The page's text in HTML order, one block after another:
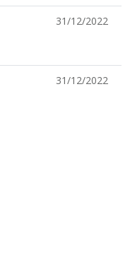
31/12/2022
31/12/2022